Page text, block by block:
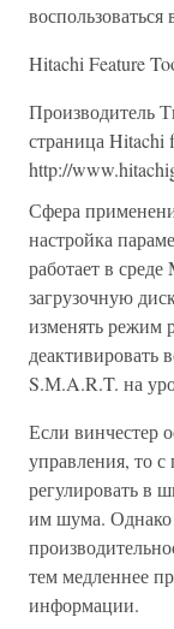
Hitachi Feature
Производитель
страница Hitachi
http://
Сфера
настройка
работает в
загрузочную
изменять режим
деактивировать
S.М.A.R.T. на
Если винчестер
управления, то
регулировать в
им шума. Однако
тем медленнее
информации.